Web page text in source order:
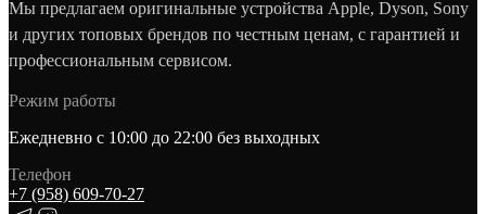
Мы предлагаем оригинальные устройства Apple, Dyson, Sony
и других топовых брендов по честным ценам, с гарантией и
профессиональным сервисом.
Режим работы
Ежедневно с 10:00 до 22:00 без выходных
Телефон
+7 (958) 609‑70‑27